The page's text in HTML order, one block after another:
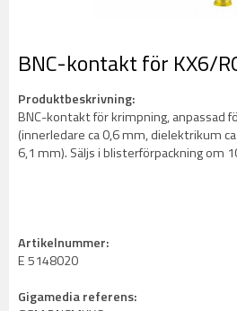
BNC-kontakt för KX6/
Produktbeskrivning:
BNC-kontakt för krimpning, anpassad
(innerledare ca 0,6 mm, dielektrikum
6,1 mm). Säljs i blisterförpackning om
Artikelnummer:
E 5148020
Gigamedia referens: